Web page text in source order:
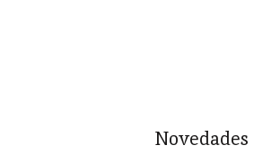
Novedades